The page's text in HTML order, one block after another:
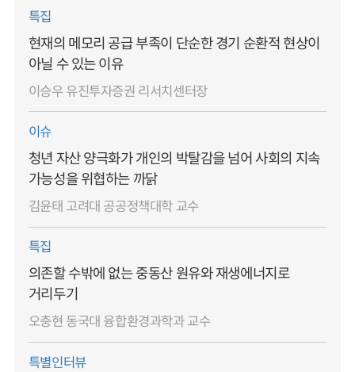
특집
현재의 메모리 공급 부족이 단순한 경기 순환적 현상이
아닐 수 있는 이유
이승우 유진투자증권 리서치센터장
이슈
청년 자산 양극화가 개인의 박탈감을 넘어 사회의 지속
가능성을 위협하는 까닭
김윤태 고려대 공공정책대학 교수
특집
의존할 수밖에 없는 중동산 원유와 재생에너지로
거리두기
오충현 동국대 융합환경과학과 교수
특별인터뷰